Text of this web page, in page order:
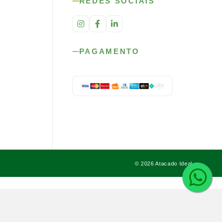
PAGAMENTO
© 2026 Atacado Ideal